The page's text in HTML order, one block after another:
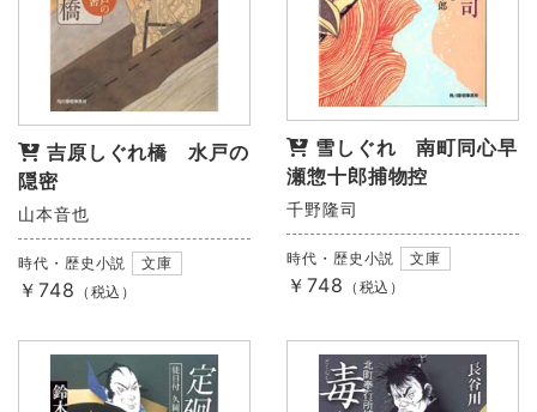
吉原しぐれ橋 水戸の
隠密
山本音也
時代・歴史小説 文庫
￥748 （税込）
雪しぐれ 南町同心早
瀬惣十郎捕物控
千野隆司
時代・歴史小説 文庫
￥748 （税込）